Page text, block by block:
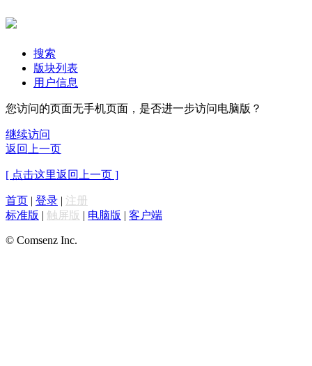
搜索
版块列表
用户信息
您访问的页面无手机页面，是否进一步访问电脑版？
继续访问
返回上一页
[ 点击这里返回上一页 ]
首页 | 登录 | 注册
标准版 | 触屏版 | 电脑版 | 客户端
© Comsenz Inc.